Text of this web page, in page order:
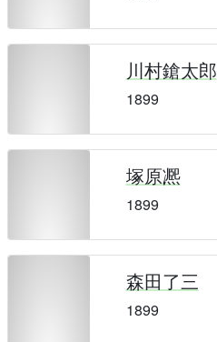
川村鎗太郎
1899
塚原凞
1899
森田了三
1899